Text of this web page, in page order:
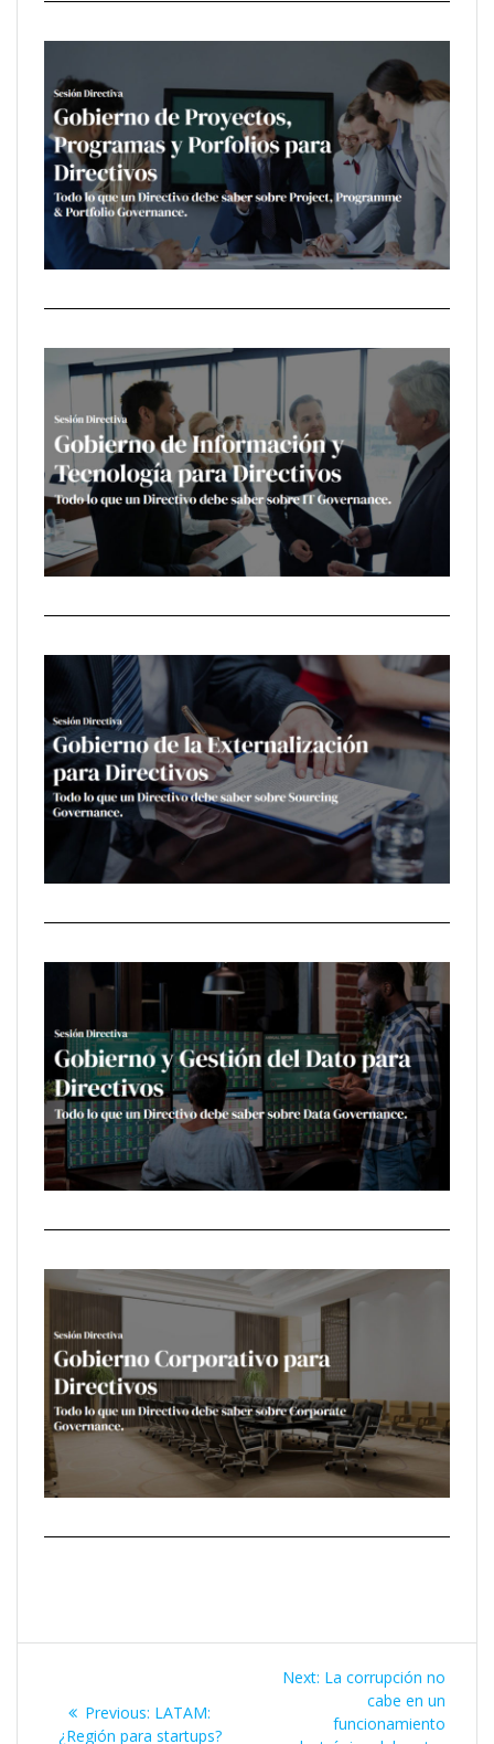
Previous: LATAM:
¿Región para startups?
Next: La corrupción no
cabe en un
funcionamiento